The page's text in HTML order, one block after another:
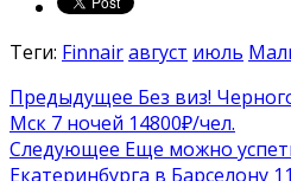
Теги: Finnairавгуст июль
Предыдущее Без виз!
Мск 7 ночей 14800₽/чел.
Следующее Еще можно
Екатеринбурга в Барселону